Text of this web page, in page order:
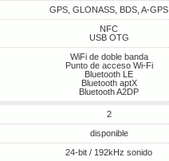
GPS, GLONASS, BDS, A-GPS
NFC
USB OTG
WiFi de doble banda
Punto de acceso Wi-Fi
Bluetooth LE
Bluetooth aptX
Bluetooth A2DP
2
disponible
24-bit / 192kHz sonido